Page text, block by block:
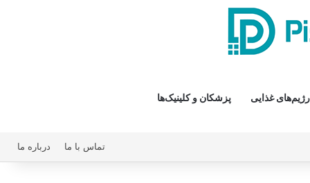
غذایی پزشکان و کلینیک‌ها
تماس با ما درباره ما